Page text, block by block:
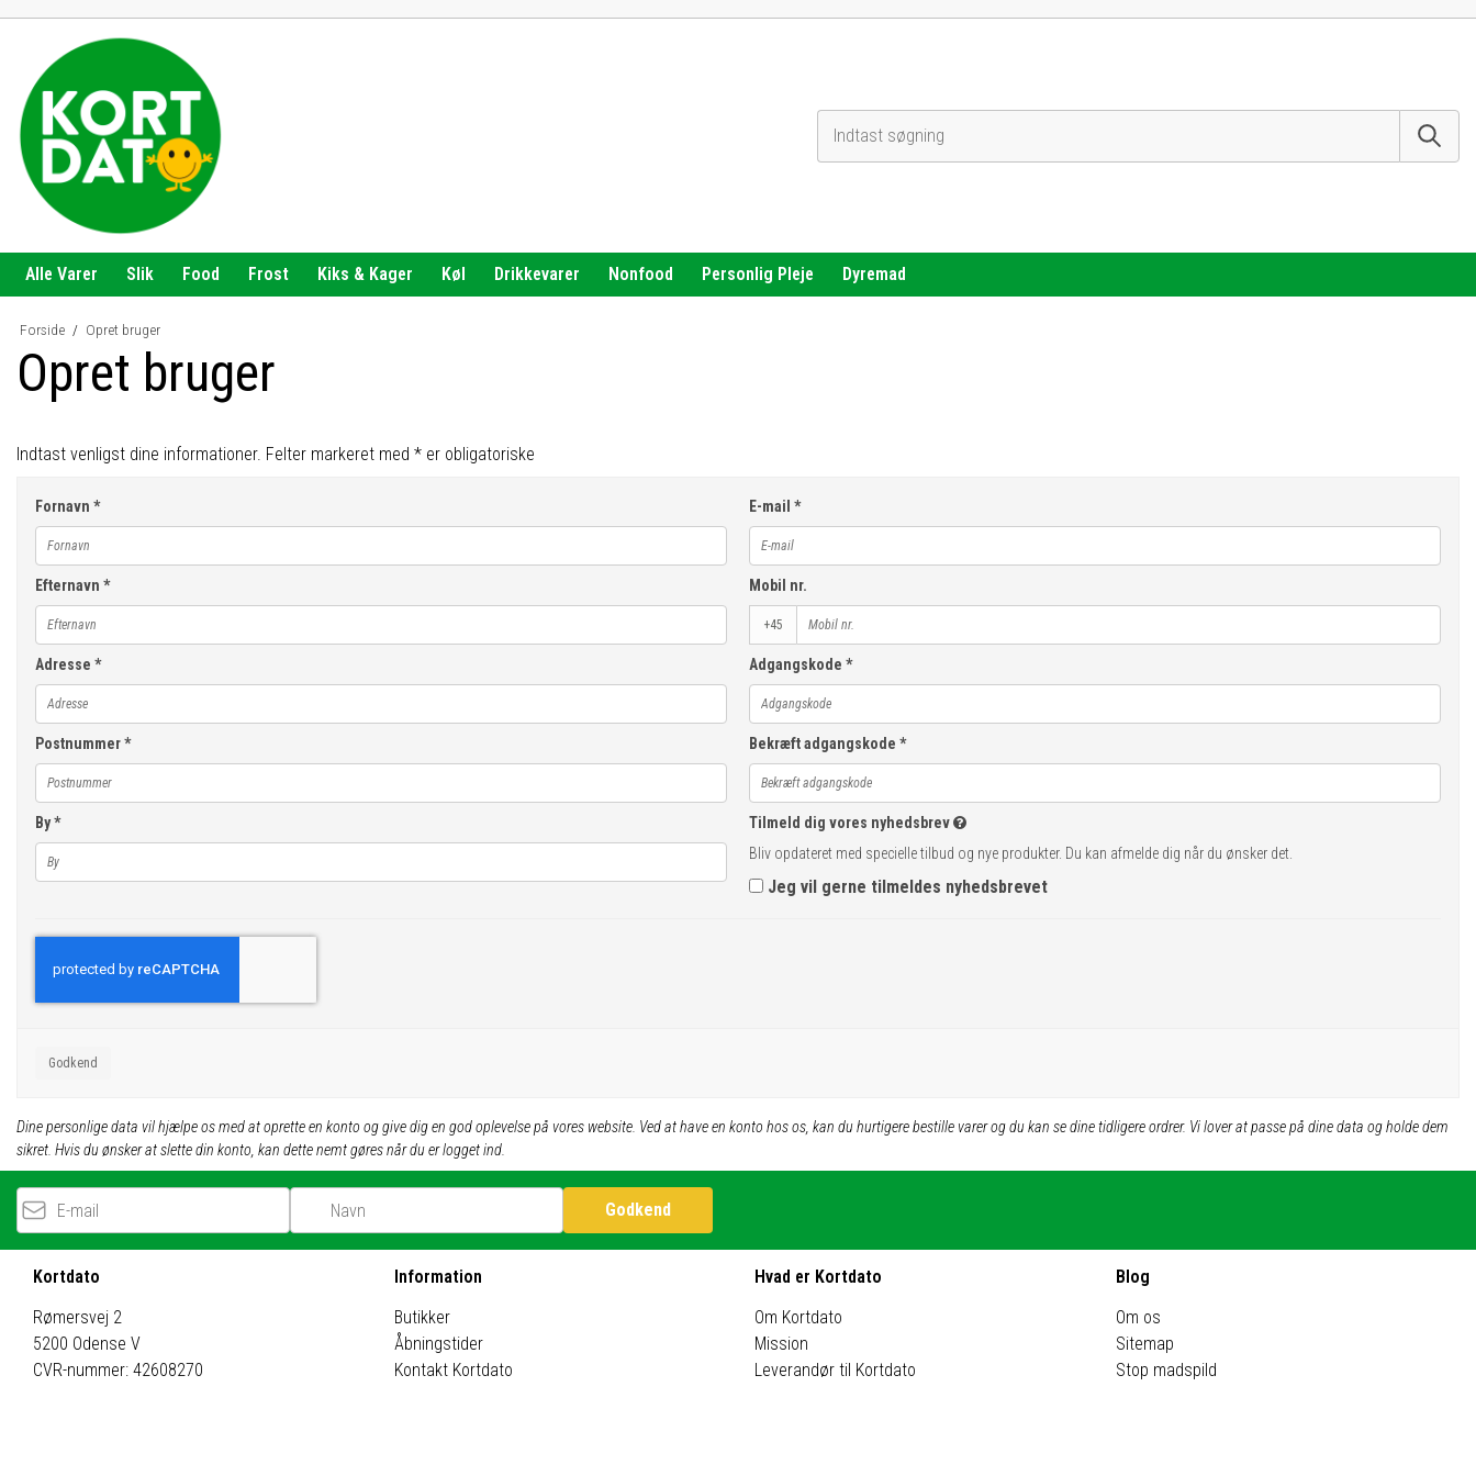
Alle Varer Slik Food Frost Kiks & Kager Køl Drikkevarer Nonfood Personlig Pleje Dyremad
Forside / Opret bruger
Opret bruger
Indtast venligst dine informationer. Felter markeret med * er obligatoriske
Fornavn *
Efternavn *
Adresse *
Postnummer*
By*
E-mail *
Mobil nr.
+45
Adgangskode *
Bekræft adgangskode *
Tilmeld dig vores nyhedsbrev
Bliv opdateret med specielle tilbud og nye produkter. Du kan afmelde dig når du ønsker det.
Jeg vil gerne tilmeldes nyhedsbrevet
Godkend
Dine personlige data vil hjælpe os med at oprette en konto og give dig en god oplevelse på vores website. Ved at have en konto hos os, kan du hurtigere bestille varer og du kan se dine tidligere ordrer. Vi lover at passe på dine data og holde dem
sikret. Hvis du ønsker at slette din konto, kan dette nemt gøres når du er logget ind.
E-mail
Godkend
Kortdato
Rømersvej 2
5200 Odense V
CVR-nummer: 42608270
Information
Butikker
Åbningstider
Kontakt Kortdato
Hvad er Kortdato
Om Kortdato
Mission
Leverandør til Kortdato
Blog
Om os
Sitemap
Stop madspild